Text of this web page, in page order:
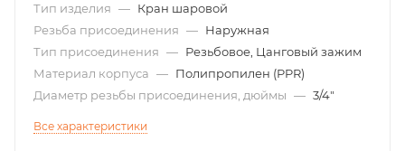
Тип изделия — Кран шаровой
Резьба присоединения — Наружная
Тип присоединения — Резьбовое, Цанговый зажим
Материал корпуса — Полипропилен (PPR)
Диаметр резьбы присоединения, дюймы — 3/4"
Все характеристики